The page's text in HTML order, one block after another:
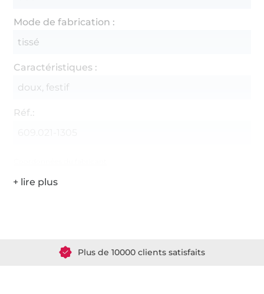
Mode de fabrication :
tissé
Caractéristiques :
doux, festif
Réf.: